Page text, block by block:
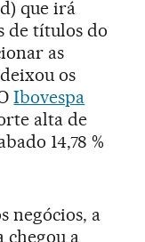
que irá
de títulos do
as
os
Ibovespa
alta de
14,78 %
negócios, a
chegou a